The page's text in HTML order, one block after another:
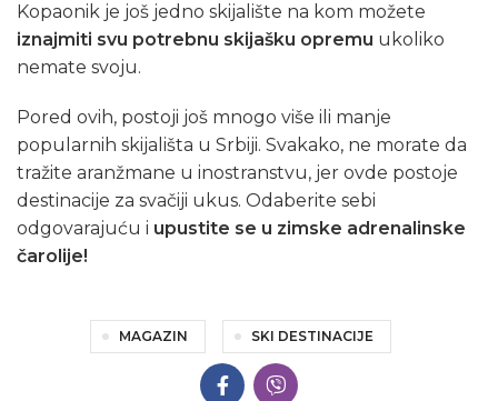
Kopaonik je još jedno skijalište na kom možete
iznajmiti svu potrebnu skijašku opremu ukoliko
nemate svoju.
Pored ovih, postoji još mnogo više ili manje
popularnih skijališta u Srbiji. Svakako, ne morate da
tražite aranžmane u inostranstvu, jer ovde postoje
destinacije za svačiji ukus. Odaberite sebi
odgovarajuću i upustite se u zimske adrenalinske
čarolije!
MAGAZIN SKI DESTINACIJE